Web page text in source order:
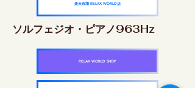
楽天市場 RELAX WORLD店
ソルフェジオ・ピアノ963Hz
RELAX WORLD SHOP